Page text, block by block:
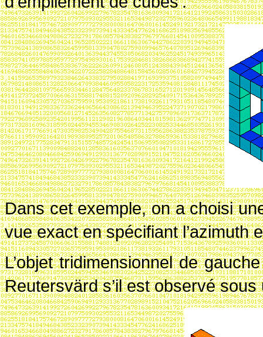
Dans cet exemple, on a choisi
vue exact en spécifiant l’azimuth
L’objet tridimensionnel de
Reutersvärd s’il est observé